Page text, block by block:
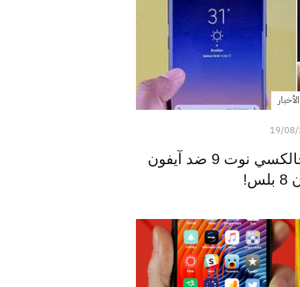
19/
نتائج اختبار البطارية - جالكسي نوت 9 ضد آيفون